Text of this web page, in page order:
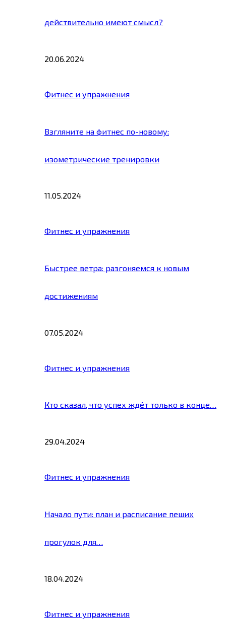
действительно имеют смысл?
20.06.2024
Фитнес и упражнения
Взгляните на фитнес по-новому:
изометрические тренировки
11.05.2024
Фитнес и упражнения
Быстрее ветра: разгоняемся к новым
достижениям
07.05.2024
Фитнес и упражнения
Кто сказал, что успех ждёт только в конце…
29.04.2024
Фитнес и упражнения
Начало пути: план и расписание пеших
прогулок для…
18.04.2024
Фитнес и упражнения